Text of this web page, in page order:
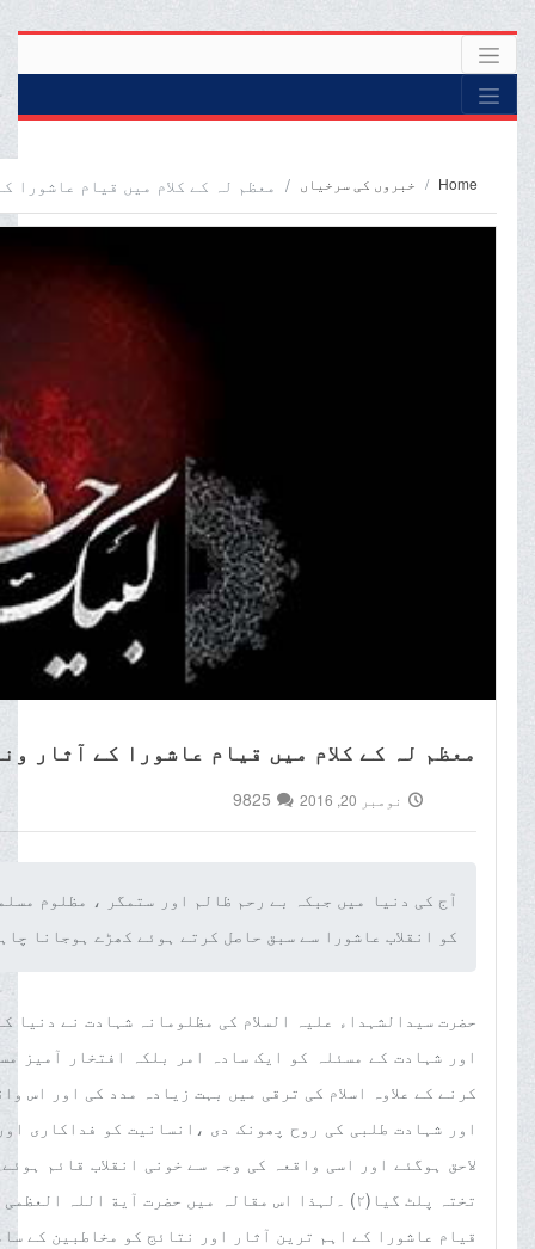
Home خبروں کی سرخیاں معظم لہ کے کلام میں قیام عاشورا
معظم لہ کے کلام میں قیام عاشورا کے آثار
نومبر 20, 2016 9825
آج کی دنیا میں جبکہ بے رحم ظالم اور ستمگر ، مظلوم
کو انقلاب عاشورا سے سبق حاصل کرتے ہوئے کھڑے ہوجانا
حضرت سیدالشہداء علیہ السلام کی مظلومانہ شہادت نے
کرنے کے علاوہ اسلام کی ترقی میں بہت زیادہ مدد کی اور اس
اور شہادت طلبی کی روح پھونک دی ،انسانیت کو فداکاری
لاحق ہوگئے اور اسی واقعہ کی وجہ سے خونی انقلاب قائم
تختہ پلٹ گیا(٢) ۔لہذا اس مقالہ میں حضرت آیة
قیام عاشورا کے اہم ترین آثار اور نتائج کو مخاطبین کے